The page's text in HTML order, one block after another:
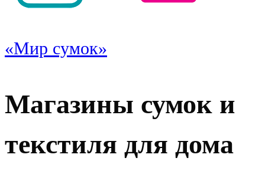
«Мир сумок»
Магазины сумок и
текстиля для дома